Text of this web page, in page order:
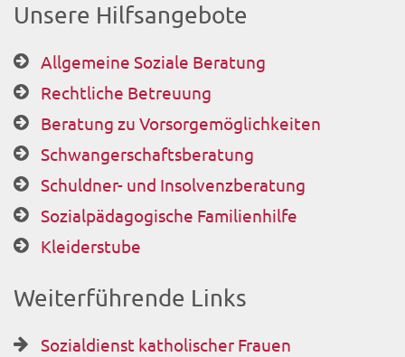
Unsere Hilfsangebote
Allgemeine Soziale Beratung
Rechtliche Betreuung
Beratung zu Vorsorgemöglichkeiten
Schwangerschaftsberatung
Schuldner- und Insolvenzberatung
Sozialpädagogische Familienhilfe
Kleiderstube
Weiterführende Links
Sozialdienst katholischer Frauen